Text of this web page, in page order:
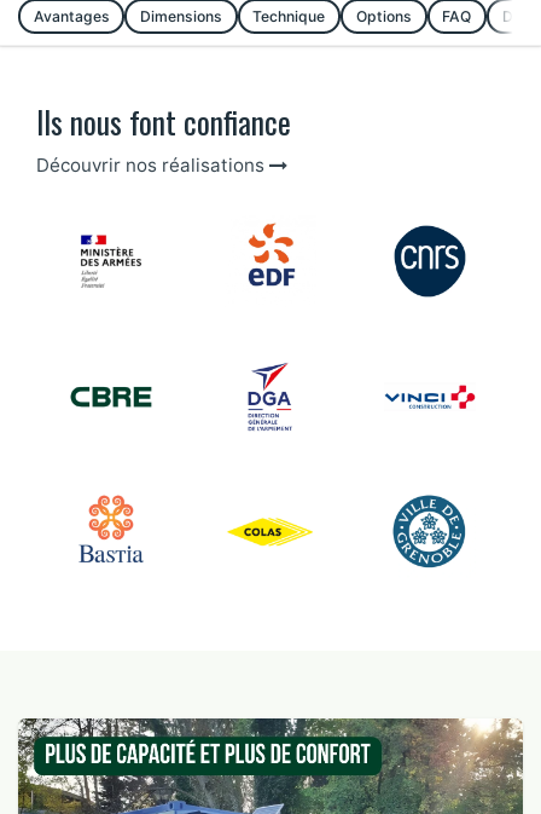
Avantages Dimensions Technique Options FAQ
Ils nous font confiance
Découvrir nos réalisations